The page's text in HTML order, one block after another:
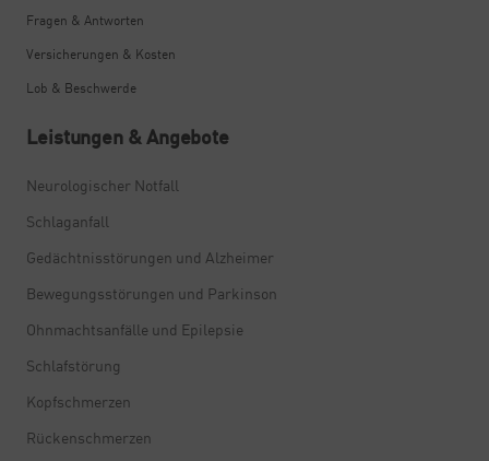
Fragen & Antworten
Versicherungen & Kosten
Lob & Beschwerde
Leistungen & Angebote
Neurologischer Notfall
Schlaganfall
Gedächtnisstörungen und Alzheimer
Bewegungsstörungen und Parkinson
Ohnmachtsanfälle und Epilepsie
Schlafstörung
Kopfschmerzen
Rückenschmerzen